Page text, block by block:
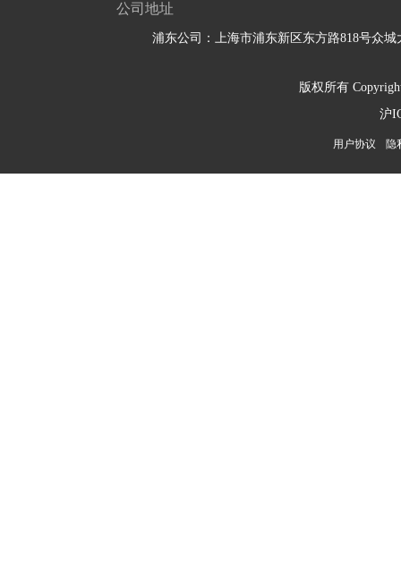
公司地址
浦东公司：上海市浦东新区东方路818号众城
版权所有
沪
用户协议 隐